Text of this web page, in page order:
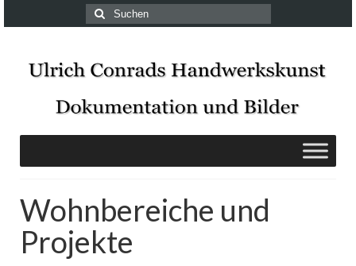
Suchen
nach:
Wohnbereiche und
Projekte